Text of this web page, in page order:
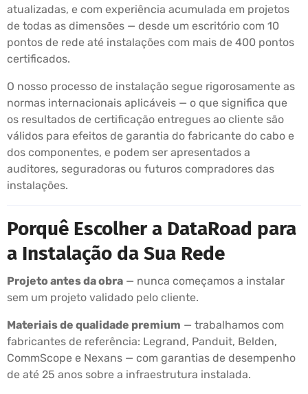
atualizadas, e com experiência acumulada em projetos
de todas as dimensões — desde um escritório com 10
pontos de rede até instalações com mais de 400 pontos
certificados.
O nosso processo de instalação segue rigorosamente as
normas internacionais aplicáveis — o que significa que
os resultados de certificação entregues ao cliente são
válidos para efeitos de garantia do fabricante do cabo e
dos componentes, e podem ser apresentados a
auditores, seguradoras ou futuros compradores das
instalações.
Porquê Escolher a DataRoad para
a Instalação da Sua Rede
Projeto antes da obra — nunca começamos a instalar
sem um projeto validado pelo cliente.
Materiais de qualidade premium — trabalhamos com
fabricantes de referência: Legrand, Panduit, Belden,
CommScope e Nexans — com garantias de desempenho
de até 25 anos sobre a infraestrutura instalada.